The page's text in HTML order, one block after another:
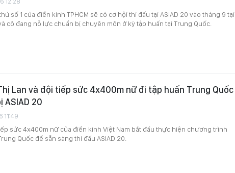
số 1 của điền kinh TPHCM sẽ có cơ hội thi đấu tại ASIAD 20 vào tháng 9 tại
cô đang nỗ lực chuẩn bị chuyên môn ở kỳ tập huấn tại Trung Quốc.
Lan và đội tiếp sức 4x400m nữ đi tập huấn Trung Quốc
ASIAD 20
11:49
sức 4x400m nữ của điền kinh Việt Nam bắt đầu thực hiện chương trình
Quốc để sẵn sàng thi đấu ASIAD 20.